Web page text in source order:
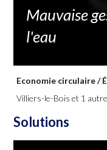
Mauvaise
l'eau
Economie circulaire/
Villiers-le-Bois et 1
Solutions